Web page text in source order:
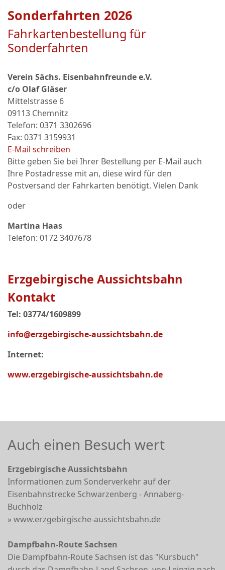
Sonderfahrten 2026
Fahrkartenbestellung für
Sonderfahrten
Verein Sächs. Eisenbahnfreunde e.V.
c/o Olaf Gläser
Mittelstrasse 6
09113 Chemnitz
Telefon: 0371 3302696
Fax: 0371 3159931
E-Mail schreiben
Bitte geben Sie bei Ihrer Bestellung per E-Mail auch
Ihre Postadresse mit an, diese wird für den
Postversand der Fahrkarten benötigt. Vielen Dank
oder
Martina Haas
Telefon: 0172 3407678
Erzgebirgische Aussichtsbahn
Kontakt
Tel: 03774/1609899
info@erzgebirgische-aussichtsbahn.de
Internet:
www.erzgebirgische-aussichtsbahn.de
Auch einen Besuch wert
Erzgebirgische Aussichtsbahn
Informationen zum Sonderverkehr auf der
Eisenbahnstrecke Schwarzenberg - Annaberg-
Buchholz
» www.erzgebirgische-aussichtsbahn.de
Dampfbahn-Route Sachsen
Die Dampfbahn-Route Sachsen ist das "Kursbuch"